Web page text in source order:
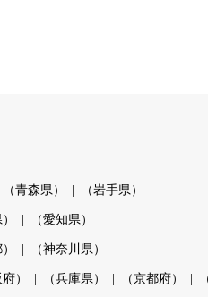
（青森県） （岩手県）
（愛知県）
（神奈川県）
） （兵庫県） （京都府）